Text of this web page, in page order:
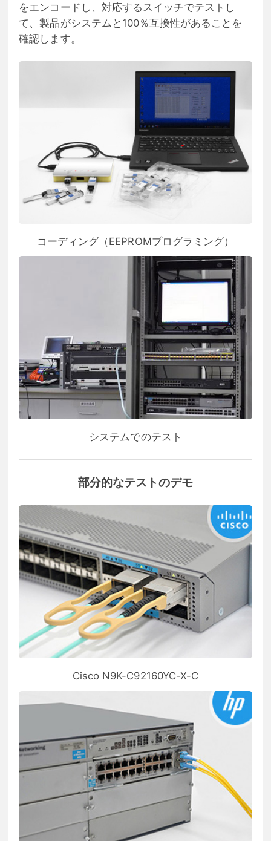
をエンコードし、対応するスイッチでテストし
て、製品がシステムと100％互換性があることを
確認します。
コーディング（EEPROMプログラミング）
システムでのテスト
部分的なテストのデモ
Cisco N9K-C92160YC-X-C